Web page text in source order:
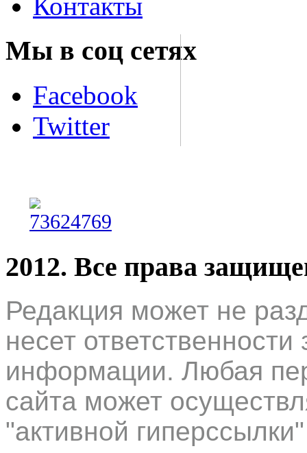
Мы в соц сетях
Facebook
Twitter
2012. Все права
Редакция может не
несет
информации. Любая
сайта может
"активной